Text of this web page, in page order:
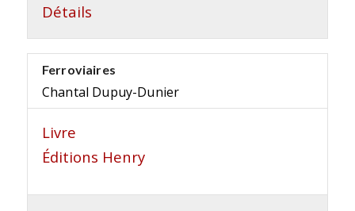
Détails
Ferroviaires
Chantal Dupuy-Dunier
Livre
Éditions Henry